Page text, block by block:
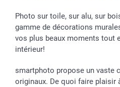
Stickers & Etiquettes
Chèque Cadeau
Affiliation
Investor Relations
B2B smartbusiness
Confirmation ou communion
Mariage
Fête d'anniversaire
Tous les évènements
Livraison en 48 heures
Modes de Paiement
Identifiez-vous
Statut de ma commande
smarfriends
Photo sur toile, sur alu, sur
gamme de décorations
vos plus beaux moments tout
intérieur!
smartphoto propose un vaste
originaux. De quoi faire plaisir